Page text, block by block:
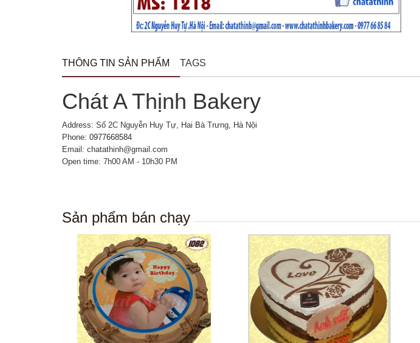
THÔNG TIN SẢN PHẨM TAGS
Chát A Thịnh Bakery
Address: Số 2C Nguyễn Huy Tự, Hai Bà Trưng, Hà Nội
Phone: 0977668584
Email: chatathinh@gmail.com
Open time: 7h00 AM - 10h30 PM
Sản phẩm bán chạy